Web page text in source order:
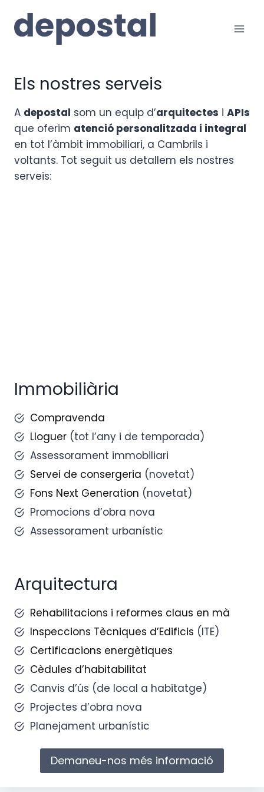
contingut
Els nostres serveis
A depostal som un equip d’arquitectes i APIs
que oferim atenció personalitzada i integral
en tot l’àmbit immobiliari, a Cambrils i
voltants. Tot seguit us detallem els nostres
serveis:
Immobiliària
Compravenda
Lloguer (tot l’any i de temporada)
Assessorament immobiliari
Servei de consergeria (novetat)
Fons Next Generation (novetat)
Promocions d’obra nova
Assessorament urbanístic
Arquitectura
Rehabilitacions i reformes claus en mà
Inspeccions Tècniques d’Edificis (ITE)
Certificacions energètiques
Cèdules d’habitabilitat
Canvis d’ús (de local a habitatge)
Projectes d’obra nova
Planejament urbanístic
Demaneu-nos més informació